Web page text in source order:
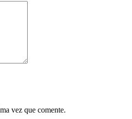
vez que comente.